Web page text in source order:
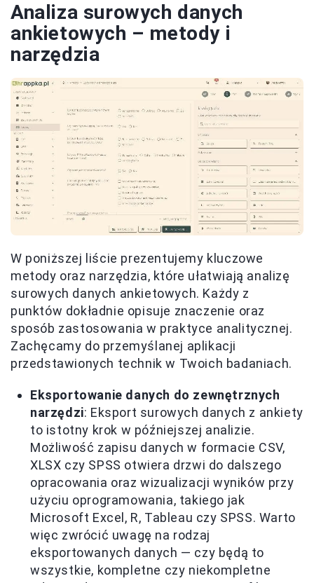
Analiza surowych danych
ankietowych – metody i
narzędzia
W poniższej liście prezentujemy kluczowe
metody oraz narzędzia, które ułatwiają analizę
surowych danych ankietowych. Każdy z
punktów dokładnie opisuje znaczenie oraz
sposób zastosowania w praktyce analitycznej.
Zachęcamy do przemyślanej aplikacji
przedstawionych technik w Twoich badaniach.
Eksportowanie danych do zewnętrznych
narzędzi: Eksport surowych danych z ankiety
to istotny krok w późniejszej analizie.
Możliwość zapisu danych w formacie CSV,
XLSX czy SPSS otwiera drzwi do dalszego
opracowania oraz wizualizacji wyników przy
użyciu oprogramowania, takiego jak
Microsoft Excel, R, Tableau czy SPSS. Warto
więc zwrócić uwagę na rodzaj
eksportowanych danych — czy będą to
wszystkie, kompletne czy niekompletne